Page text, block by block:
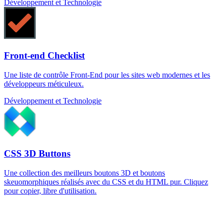
Développement et Technologie
Front-end Checklist
Une liste de contrôle Front-End pour les sites web modernes et les
développeurs méticuleux.
Développement et Technologie
CSS 3D Buttons
Une collection des meilleurs boutons 3D et boutons
skeuomorphiques réalisés avec du CSS et du HTML pur. Cliquez
pour copier, libre d'utilisation.